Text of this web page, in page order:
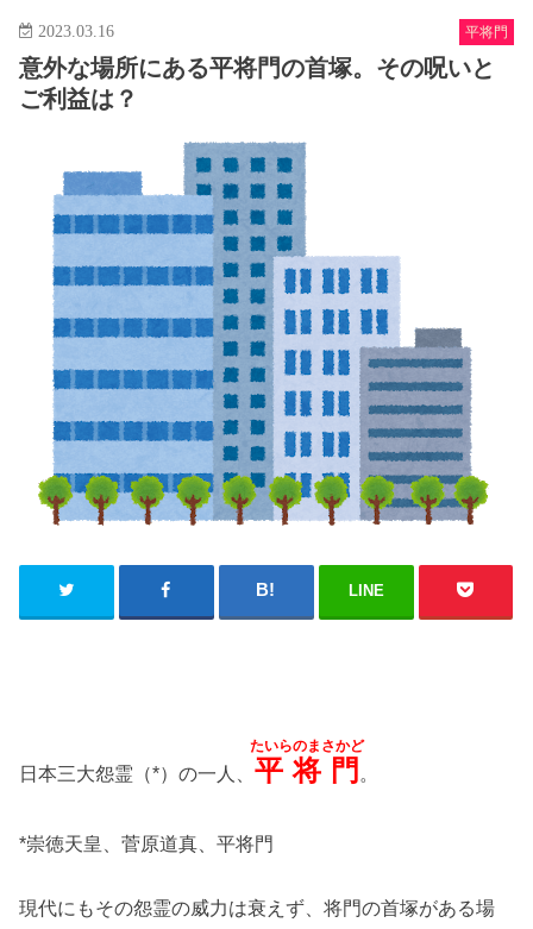
平将門
2023.03.16
意外な場所にある平将門の首塚。その呪いと
ご利益は？
LINE
日本三大怨霊（*）の一人、平将門
たいらのまさかど
。
*崇徳天皇、菅原道真、平将門
現代にもその怨霊の威力は衰えず、将門の首塚がある場